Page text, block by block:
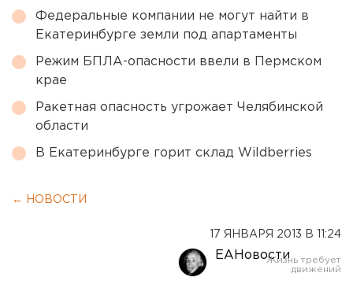
Федеральные компании не могут найти в
Екатеринбурге земли под апартаменты
Режим БПЛА-опасности ввели в Пермском
крае
Ракетная опасность угрожает Челябинской
области
В Екатеринбурге горит склад Wildberries
← НОВОСТИ
17 ЯНВАРЯ 2013 В 11:24
ЕАНовости